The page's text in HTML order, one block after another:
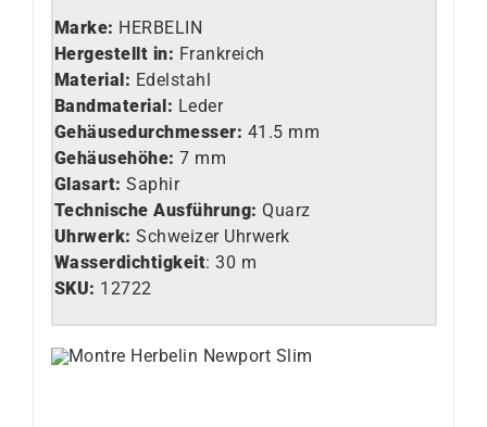
Marke: HERBELIN
Hergestellt in: Frankreich
Material: Edelstahl
Bandmaterial: Leder
Gehäusedurchmesser: 41.5 mm
Gehäusehöhe: 7 mm
Glasart: Saphir
Technische Ausführung: Quarz
Uhrwerk: Schweizer Uhrwerk
Wasserdichtigkeit: 30 m
SKU: 12722